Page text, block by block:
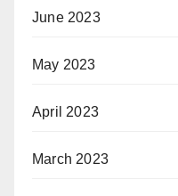
June 2023
May 2023
April 2023
March 2023